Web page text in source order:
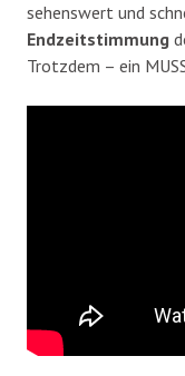
sehenswert und
Endzeitstimmung
Trotzdem – ein